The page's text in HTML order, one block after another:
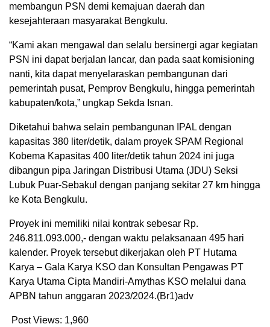
membangun PSN demi kemajuan daerah dan
kesejahteraan masyarakat Bengkulu.
“Kami akan mengawal dan selalu bersinergi agar kegiatan
PSN ini dapat berjalan lancar, dan pada saat komisioning
nanti, kita dapat menyelaraskan pembangunan dari
pemerintah pusat, Pemprov Bengkulu, hingga pemerintah
kabupaten/kota,” ungkap Sekda Isnan.
Diketahui bahwa selain pembangunan IPAL dengan
kapasitas 380 liter/detik, dalam proyek SPAM Regional
Kobema Kapasitas 400 liter/detik tahun 2024 ini juga
dibangun pipa Jaringan Distribusi Utama (JDU) Seksi
Lubuk Puar-Sebakul dengan panjang sekitar 27 km hingga
ke Kota Bengkulu.
Proyek ini memiliki nilai kontrak sebesar Rp.
246.811.093.000,- dengan waktu pelaksanaan 495 hari
kalender. Proyek tersebut dikerjakan oleh PT Hutama
Karya – Gala Karya KSO dan Konsultan Pengawas PT
Karya Utama Cipta Mandiri-Amythas KSO melalui dana
APBN tahun anggaran 2023/2024.(Br1)adv
Post Views: 1,960